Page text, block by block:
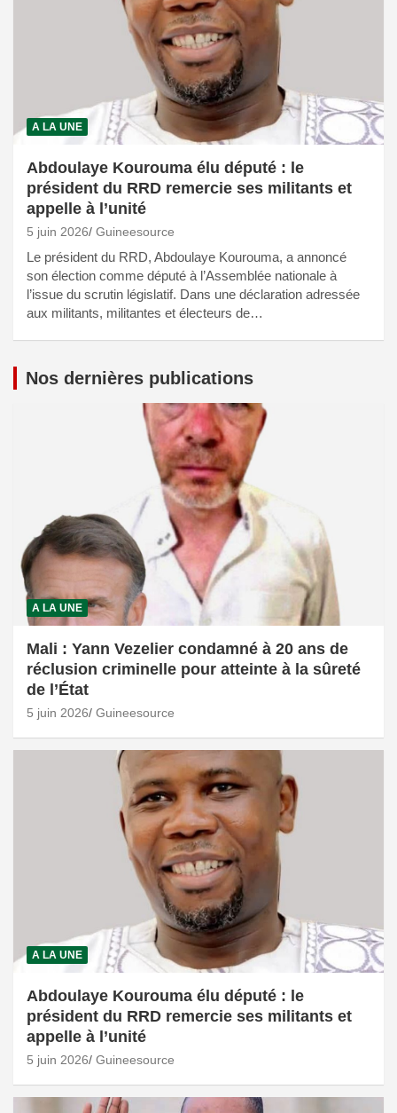
A LA UNE
Abdoulaye Kourouma élu député : le
président du RRD remercie ses militants et
appelle à l’unité
5 juin 2026 Guineesource
Le président du RRD, Abdoulaye Kourouma, a annoncé
son élection comme député à l’Assemblée nationale à
l’issue du scrutin législatif. Dans une déclaration adressée
aux militants, militantes et électeurs de…
Nos dernières publications
A LA UNE
Mali : Yann Vezelier condamné à 20 ans de
réclusion criminelle pour atteinte à la sûreté
de l’État
5 juin 2026 Guineesource
A LA UNE
Abdoulaye Kourouma élu député : le
président du RRD remercie ses militants et
appelle à l’unité
5 juin 2026 Guineesource